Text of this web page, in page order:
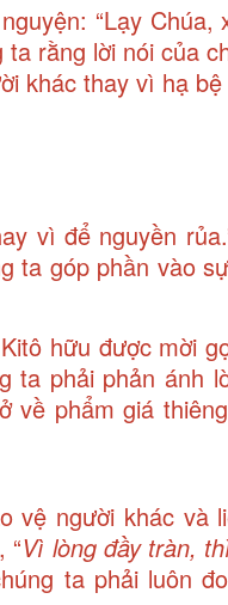
“Lạy Chúa,
rằng lời nói của
khác thay vì hạ bệ
vì để nguyền
ta góp phần vào
hữu được mời
ta phải phản ánh
về phẩm giá
vệ người khác và
“Vì lòng đầy tràn,
ta phải luôn